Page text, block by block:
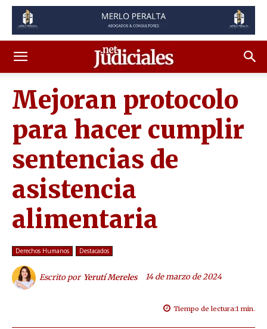
Mejoran protocolo
para hacer cumplir
sentencias de
asistencia
alimentaria
Derechos Humanos Destacados
Escrito por Yerutí Mereles 14 de marzo de 2024
Tiempo de lectura:1 min.